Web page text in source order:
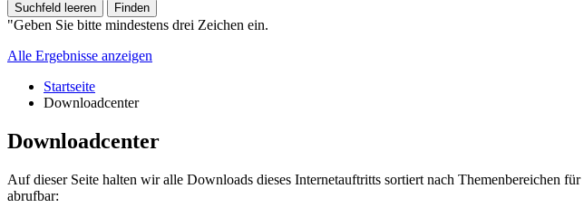
Suchfeld leeren Finden
"Geben Sie bitte mindestens drei Zeichen ein.
Alle Ergebnisse anzeigen
Startseite
Downloadcenter
Downloadcenter
Auf dieser Seite halten wir alle Downloads dieses Internetauftritts sortiert nach Themenbereichen
abrufbar: